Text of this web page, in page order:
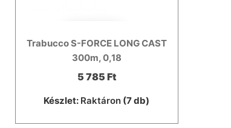
Trabucco S-FORCE LONG CAST
300m, 0,18
5 785 Ft
Készlet: Raktáron (7 db)